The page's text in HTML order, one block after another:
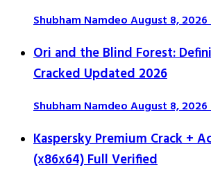
Shubham NamdeoAugust 8, 2026
Ori and the Blind Forest:
Cracked Updated 2026
Shubham NamdeoAugust 8, 2026
Kaspersky Premium Crack +
(x86x64) Full Verified